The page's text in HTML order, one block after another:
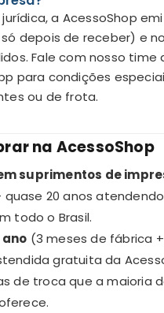
jurídica, a AcessoShop
depois de receber) e
Fale com nosso time
para condições
ou de frota.
na AcessoShop
suprimentos de
quase 20 anos
todo o Brasil.
ano (3 meses de fábrica
gratuita da
de troca que a maioria